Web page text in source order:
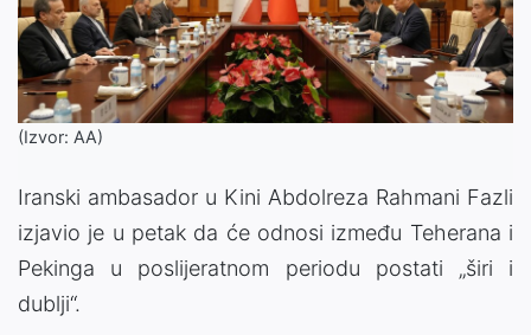
(Izvor: AA)
Iranski ambasador u Kini Abdolreza Rahmani Fazli
izjavio je u petak da će odnosi između Teherana i
Pekinga u poslijeratnom periodu postati „širi i
dublji“.